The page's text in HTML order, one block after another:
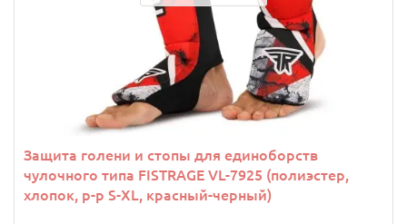
Защита голени и стопы для единоборств
чулочного типа FISTRAGE VL-7925 (полиэстер,
хлопок, р-р S-XL, красный-черный)